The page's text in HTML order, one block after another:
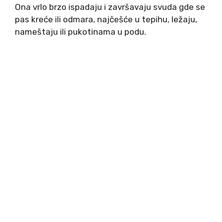
Ona vrlo brzo ispadaju i završavaju svuda gde se
pas kreće ili odmara, najčešće u tepihu, ležaju,
nameštaju ili pukotinama u podu.